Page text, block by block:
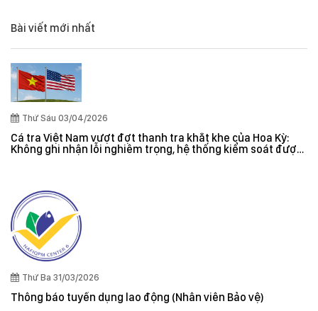
Bài viết mới nhất
Thứ Sáu 03/04/2026
Cá tra Việt Nam vượt đợt thanh tra khắt khe của Hoa Kỳ:
Không ghi nhận lỗi nghiêm trọng, hệ thống kiểm soát được
Thứ Ba 31/03/2026
Thông báo tuyển dụng lao động (Nhân viên Bảo vệ)